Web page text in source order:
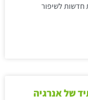
חדשות לשיפור
של אנרגיה